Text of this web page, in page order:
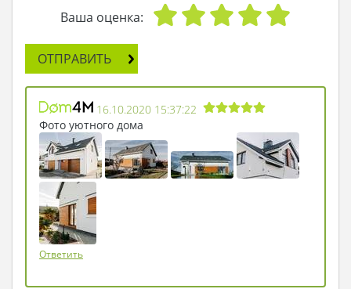
Ваша оценка:
ОТПРАВИТЬ
16.10.2020 15:37:22
Фото уютного дома
Ответить